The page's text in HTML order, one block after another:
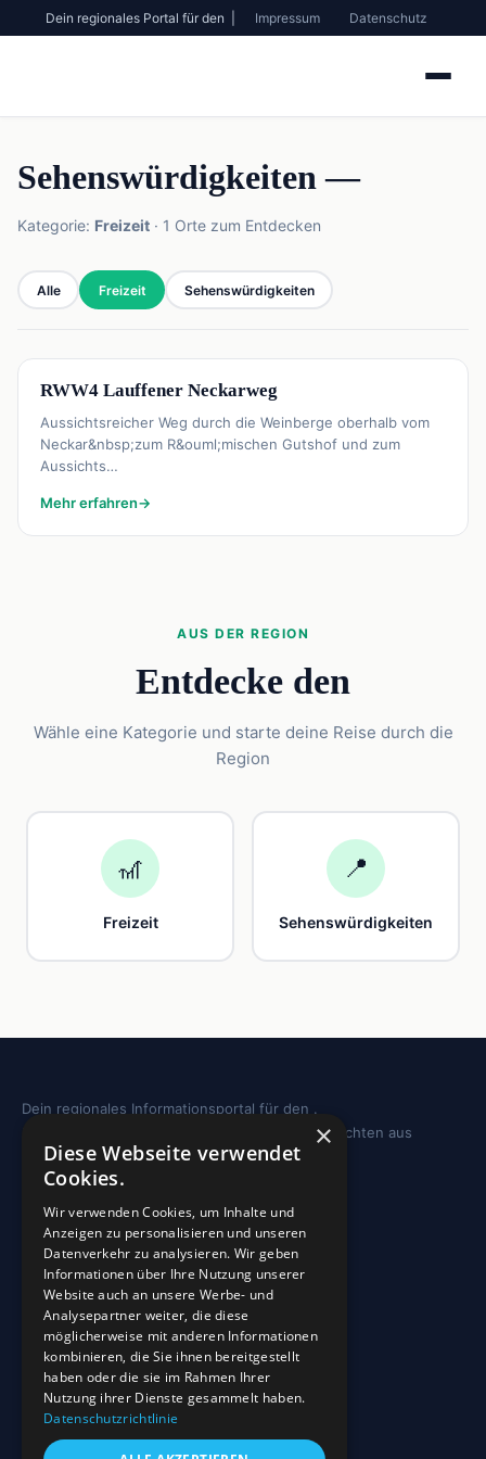
Dein regionales Portal für den | Impressum Datenschutz
Sehenswürdigkeiten —
Kategorie: Freizeit · 1 Orte zum Entdecken
Alle Freizeit Sehenswürdigkeiten
📍
Freizeit
RWW4 Lauffener Neckarweg
Aussichtsreicher Weg durch die Weinberge oberhalb vom
Neckar&nbsp;zum R&ouml;mischen Gutshof und zum
Aussichts…
Mehr erfahren→
AUS DER REGION
Entdecke den
Wähle eine Kategorie und starte deine Reise durch die
Region
🎢
Freizeit
📍
Sehenswürdigkeiten
Dein regionales Informationsportal für den .
Sehenswürdigkeiten, Ausflugstipps und Geschichten aus
deiner Region.
REGION
Freizeit
Sehenswürdigkeiten
INFO
Blog
Sehenswürdigkeiten
Impressum
×
Diese Webseite verwendet
Cookies.
Wir verwenden Cookies, um Inhalte und
Anzeigen zu personalisieren und unseren
Datenverkehr zu analysieren. Wir geben
Informationen über Ihre Nutzung unserer
Website auch an unsere Werbe- und
Analysepartner weiter, die diese
möglicherweise mit anderen Informationen
kombinieren, die Sie ihnen bereitgestellt
haben oder die sie im Rahmen Ihrer
Nutzung ihrer Dienste gesammelt haben.
Datenschutzrichtlinie